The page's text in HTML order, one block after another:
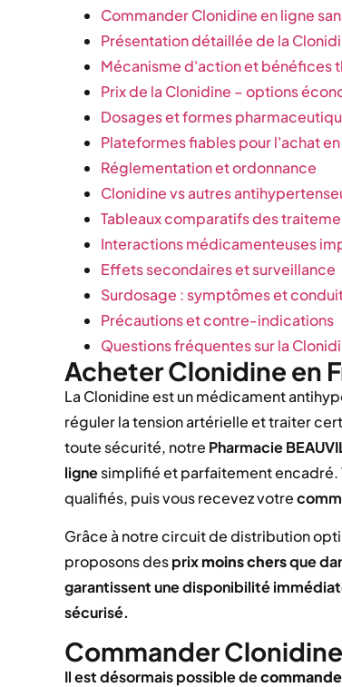
Commander Clonidine en ligne
Présentation détaillée de la
Mécanisme d'action et bénéfices
Prix de la Clonidine – options
Dosages et formes
Plateformes fiables pour l'achat
Réglementation et ordonnance
Clonidine vs autres
Tableaux comparatifs des
Interactions médicamenteuses
Effets secondaires et surveillance
Surdosage : symptômes et
Précautions et contre-indications
Questions fréquentes sur la
Acheter Clonidine en
La Clonidine est un médicament
réguler la tension artérielle et traiter
toute sécurité, notre Pharmacie
lignesimplifié et parfaitement encadré.
qualifiés, puis vous recevez votre
Grâce à notre circuit de distribution
proposons desprixmoins chersque
garantissent une disponibilité
sécurisé.
Commander
Il est désormais possible de